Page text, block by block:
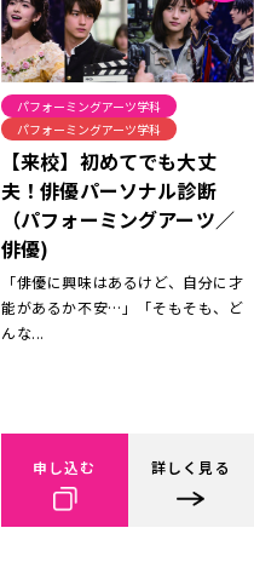
パフォーミングアーツ学科
パフォーミングアーツ学科
【来校】初めてでも大丈
夫！俳優パーソナル診断
（パフォーミングアーツ／
俳優)
「俳優に興味はあるけど、自分に才
能があるか不安…」「そもそも、ど
んな...
申し込む 詳しく見る